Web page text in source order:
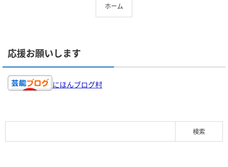
ホーム
応援お願いします
にほんブログ村